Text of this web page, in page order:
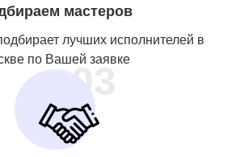
мастеров
лучших исполнителей в
по Вашей заявке
03